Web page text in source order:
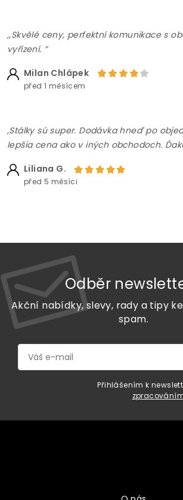
,,Skvělé ceny, perfektní komunikace s
vyřízení. ”
Milan Chlápek
před 1 měsícem
,Stálky sú super. Dodávka hneď po
lepšia cena ako v iných obchodoch.
Liliana G.
před 5 měsíci
Odběr
Akční nabídky, slevy, rady a tipy
spam.
Přihlášením k